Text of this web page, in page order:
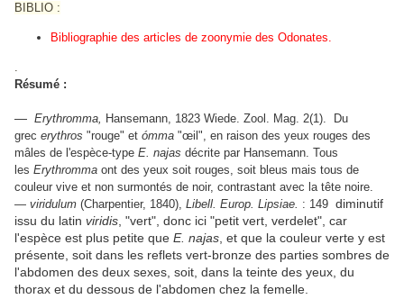
BIBLIO :
Bibliographie des articles de zoonymie des Odonates.
.
Résumé :
— Erythromma, Hansemann, 1823 Wiede. Zool. Mag. 2(1). Du
grec erythros "rouge" et ómma "œil", en raison des yeux rouges des
mâles de l'espèce-type E. najas décrite par Hansemann. Tous
les Erythromma ont des yeux soit rouges, soit bleus mais tous de
couleur vive et non surmontés de noir, contrastant avec la tête noire.
— viridulum (Charpentier, 1840), Libell. Europ. Lipsiae. : 149 diminutif
issu du latin viridis , "vert", donc ici "petit vert, verdelet", car
l'espèce est plus petite que E. najas , et que la couleur verte y est
présente, soit dans les reflets vert-bronze des parties sombres de
l'abdomen des deux sexes, soit, dans la teinte des yeux, du
thorax et du dessous de l'abdomen chez la femelle.